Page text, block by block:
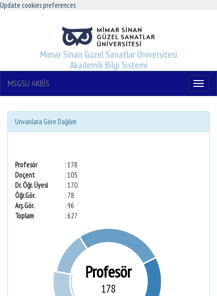
Update cookies preferences
Mimar Sinan Güzel Sanatlar Üniversitesi
Akademik Bilgi Sistemi
Menu
MSGSU AKBİS
Unvanlara Göre Dağılım
Profesör
: 178
Doçent
: 105
Dr. Öğr. Üyesi
: 170
Öğr.Gör.
: 78
Arş.Gör.
: 96
Toplam
: 627
Profesör
178